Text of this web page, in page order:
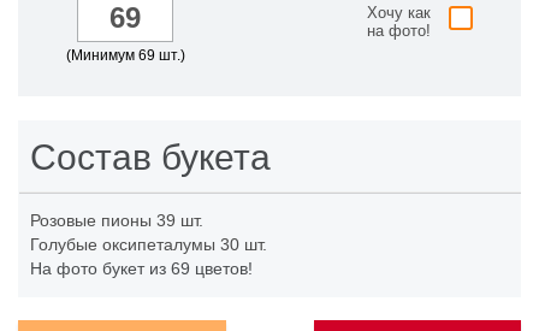
(Минимум 69 шт.)
Хочу как
на фото!
Состав букета
Розовые пионы 39 шт.
Голубые оксипеталумы 30 шт.
На фото букет из 69 цветов!